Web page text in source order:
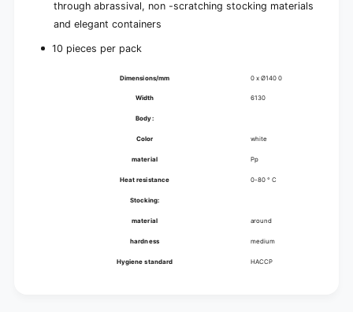
through abrassival, non -scratching stocking materials
and elegant containers
10 pieces per pack
Dimensions/mm 0 x Ø140 0
Width 6130
Body:
Color white
material Pp
Heat resistance 0-80 ° C
Stocking:
material around
hardness medium
Hygiene standard HACCP